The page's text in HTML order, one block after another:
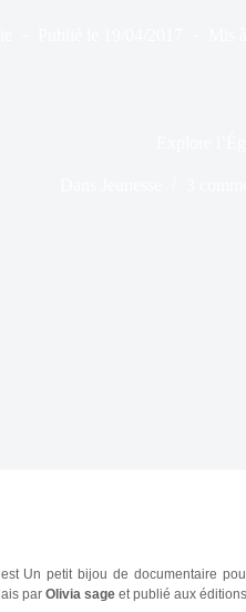
est Un petit bijou de documentaire
par Olivia sage et publié aux